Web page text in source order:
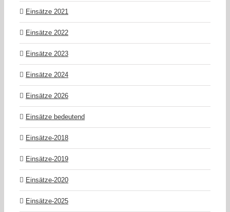
Einsätze 2021
Einsätze 2022
Einsätze 2023
Einsätze 2024
Einsätze 2026
Einsätze bedeutend
Einsätze-2018
Einsätze-2019
Einsätze-2020
Einsätze-2025